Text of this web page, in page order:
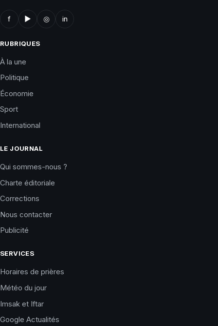
f ▶ ◎ in
RUBRIQUES
À la une
Politique
Économie
Sport
International
LE JOURNAL
Qui sommes-nous ?
Charte éditoriale
Corrections
Nous contacter
Publicité
SERVICES
Horaires de prières
Météo du jour
Imsak et Iftar
Google Actualités